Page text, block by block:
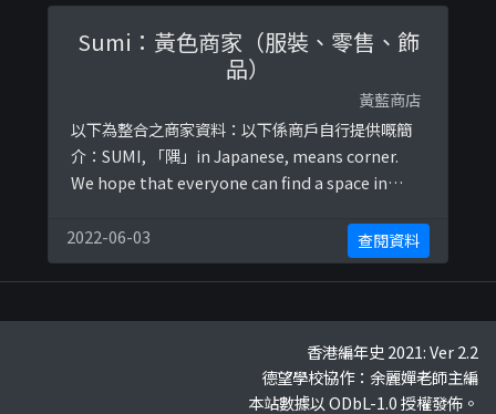
90
Sumi：黃色商家（服裝、零售、飾
品）
黃藍商店
以下為整合之商家資料：以下係商戶自行提供嘅簡
介：SUMI, 「隅」in Japanese, means corner.
We hope that everyone can find a space in
want.以下係相關證明貼文：
https://www.facebook.com/permalink.php? ...
2022-06-03 查閱資料
香港編年史 2021: Ver 2.2
德望學校協作：余麗嬋老師主編
本站數據以 ODbL-1.0 授權發佈。